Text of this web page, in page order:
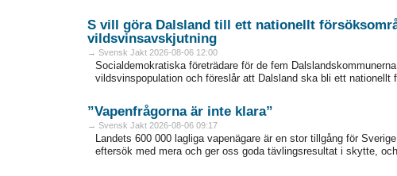
S vill göra Dalsland till ett nationellt
vildsvinsavskjutning
→ Svensk Jakt 2026-08-06 12:00
Socialdemokratiska företrädare för de fem
vildsvinspopulation och föreslår att Dalsland ska bli ett nationellt
”Vapenfrågorna är inte klara”
→ Svensk Jakt 2026-08-06 09:17
Landets 600 000 lagliga vapenägare är en stor tillgång för
eftersök med mera och ger oss goda tävlingsresultat i skytte,